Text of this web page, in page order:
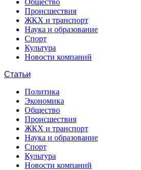
Общество
Происшествия
ЖКХ и транспорт
Наука и образование
Спорт
Культура
Новости компаний
Статьи
Политика
Экономика
Общество
Происшествия
ЖКХ и транспорт
Наука и образование
Спорт
Культура
Новости компаний